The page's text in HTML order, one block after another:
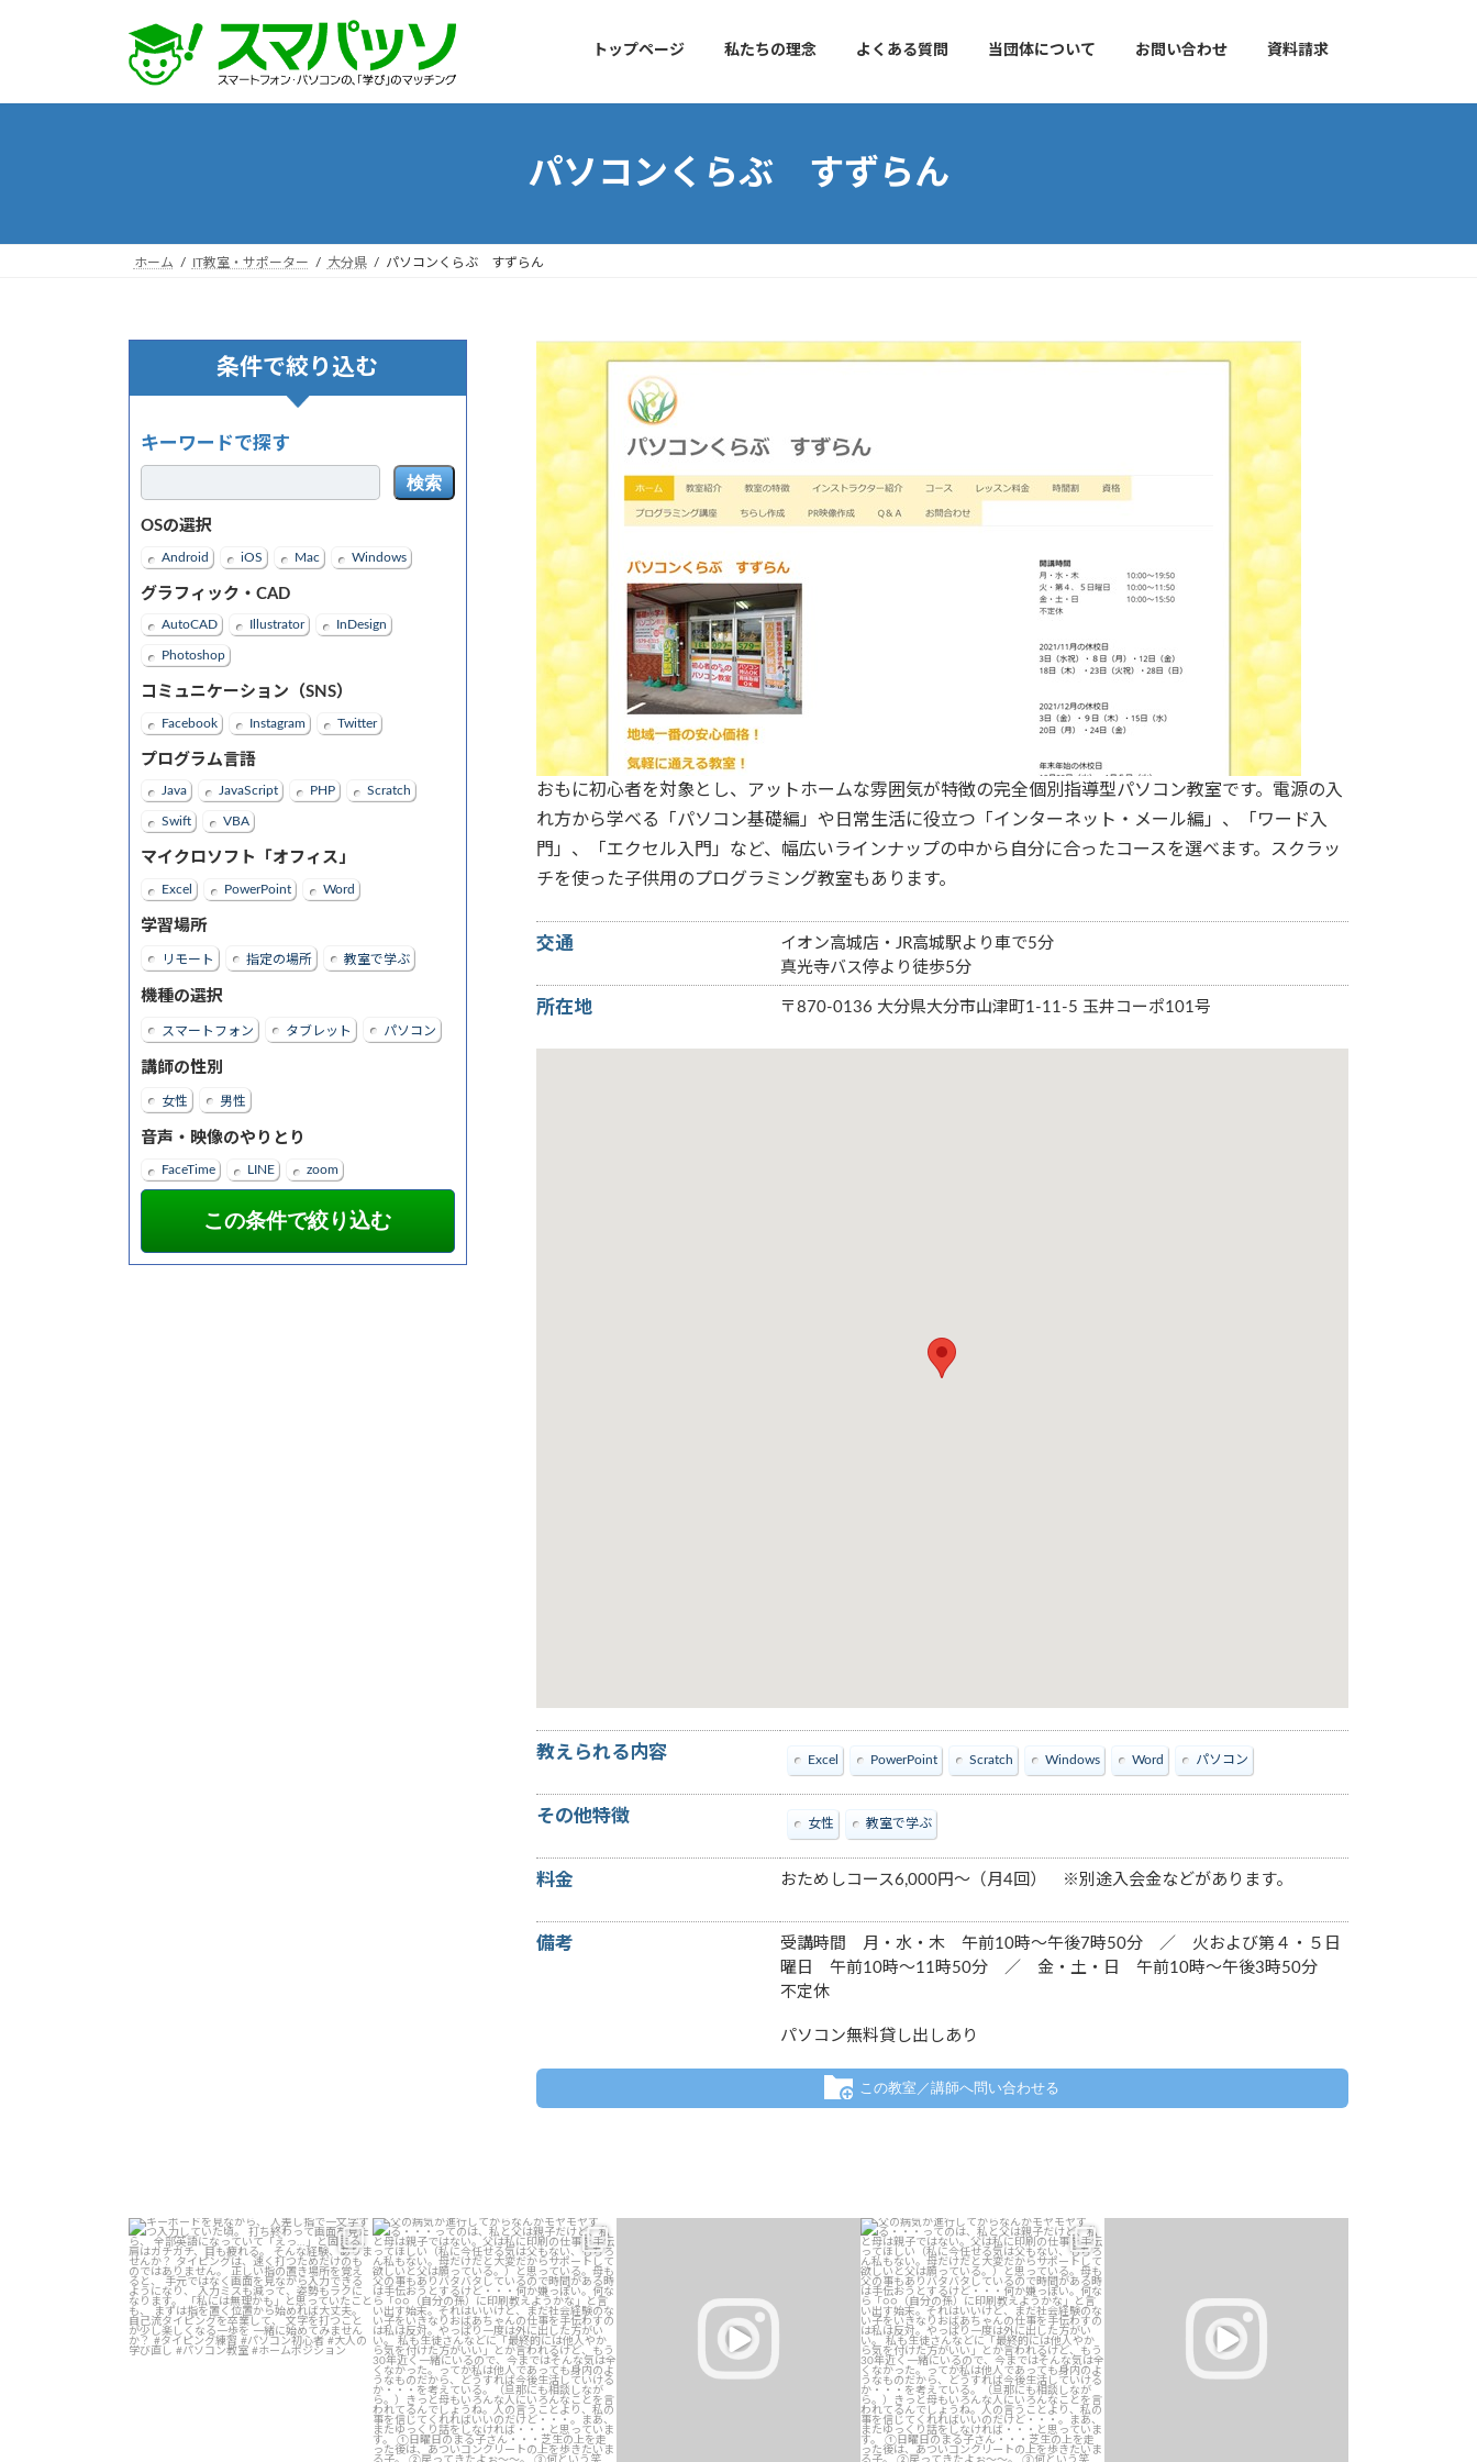
トップページ 私たちの理念 よくある質問 当団体について お問い合わせ 資料請求
パソコンくらぶ すずらん
ホーム IT教室・サポーター 大分県 パソコンくらぶ すずらん
おもに初心者を対象とし、アットホームな雰囲気が特徴の完全個別指導型パソコン教室です。電源の入
れ方から学べる「パソコン基礎編」や日常生活に役立つ「インターネット・メール編」、「ワード入
門」、「エクセル入門」など、幅広いラインナップの中から自分に合ったコースを選べます。スクラッ
チを使った子供用のプログラミング教室もあります。
交通
イオン高城店・JR高城駅より車で5分
真光寺バス停より徒歩5分
所在地 〒870-0136 大分県大分市山津町1-11-5 玉井コーポ101号
教えられる内容 Excel PowerPoint Scratch Windows Word パソコン
その他特徴 女性 教室で学ぶ
料金 おためしコース6,000円～（月4回） ※別途入会金などがあります。
備考
受講時間 月・水・木 午前10時～午後7時50分 ／ 火および第４・５日
曜日 午前10時～11時50分 ／ 金・土・日 午前10時〜午後3時50分
不定休
パソコン無料貸し出しあり
この教室／講師へ問い合わせる
条件で絞り込む
キーワードで探す
検索
OSの選択
Android iOS Mac Windows
グラフィック・CAD
AutoCAD Illustrator InDesign
Photoshop
コミュニケーション（SNS）
Facebook Instagram Twitter
プログラム言語
Java JavaScript PHP Scratch
Swift VBA
マイクロソフト「オフィス」
Excel PowerPoint Word
学習場所
リモート 指定の場所 教室で学ぶ
機種の選択
スマートフォン タブレット パソコン
講師の性別
女性 男性
音声・映像のやりとり
FaceTime LINE zoom
キーボードを見ながら、
人差し指で一文字ずつ入力していた頃。
...
2 0
父の病気が進行してからなんかモヤモヤ
する・・・ってのは、私と父は親子だけ
ど、私と母は親子ではない。父...
14 0
ついに...
4 0
父の病気が進行してからなんかモヤモヤ
する・・・ってのは、私と父は親子だけ
ど、私と母は親子ではない。父...
2 0 5